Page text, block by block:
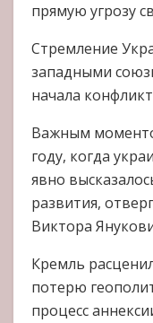
прямую угрозу
Стремление
западными
начала
Важным
году, когда
явно
развития,
Виктора
Кремль
потерю
процесс